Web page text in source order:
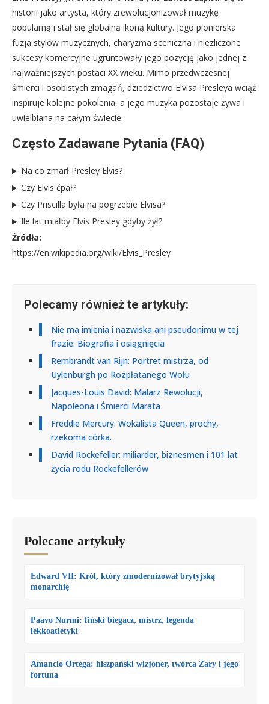
historii jako artysta, który zrewolucjonizował muzykę
popularną i stał się globalną ikoną kultury. Jego pionierska
fuzja stylów muzycznych, charyzma sceniczna i niezliczone
sukcesy komercyjne ugruntowały jego pozycję jako jednej z
najważniejszych postaci XX wieku. Mimo przedwczesnej
śmierci i osobistych zmagań, dziedzictwo Elvisa Presleya wciąż
inspiruje kolejne pokolenia, a jego muzyka pozostaje żywa i
uwielbiana na całym świecie.
Często Zadawane Pytania (FAQ)
Na co zmarł Presley Elvis?
Czy Elvis ćpał?
Czy Priscilla była na pogrzebie Elvisa?
Ile lat miałby Elvis Presley gdyby żył?
Źródła:
https://en.wikipedia.org/wiki/Elvis_Presley
Polecamy również te artykuły:
Nie ma imienia i nazwiska ani pseudonimu w tej
frazie: Biografia i osiągnięcia
Rembrandt van Rijn: Portret mistrza, od
Uylenburgh po Rozpłatanego Wołu
Jacques-Louis David: Malarz Rewolucji,
Napoleona i Śmierci Marata
Freddie Mercury: Wokalista Queen, prochy,
rzekoma córka.
David Rockefeller: miliarder, biznesmen i 101 lat
życia rodu Rockefellerów
Polecane artykuły
Edward VII: Król, który zmodernizował brytyjską
monarchię
Paavo Nurmi: fiński biegacz, mistrz, legenda
lekkoatletyki
Amancio Ortega: hiszpański wizjoner, twórca Zary i jego
fortuna